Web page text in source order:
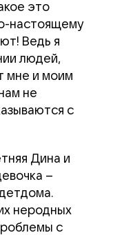
это
настоящему
Ведь я
людей,
мне и моим
не
с
Дина и
–
неродных
с